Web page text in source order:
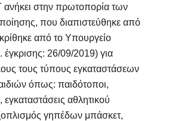
στην πρωτοπορία των
που διαπιστεύθηκε από
από το Υπουργείο
26/09/2019) για
τους τύπους εγκαταστάσεων
όπως: παιδότοποι,
εγκαταστάσεις αθλητικού
γηπέδων μπάσκετ,